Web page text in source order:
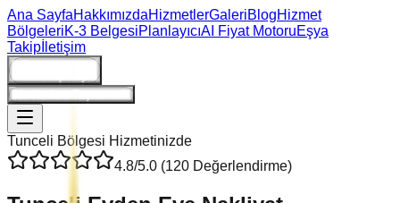
Ana SayfaHakkımızdaHizmetlerGaleriBlogHizmet
BölgeleriK-3 BelgesiPlanlayıcıAI Fiyat MotoruEşya
Takip İletişim
Tunceli Bölgesi Hizmetinizde
4.8/5.0 (120 Değerlendirme)